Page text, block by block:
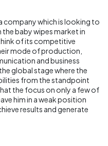
company which is looking to
baby wipes market in
of its competitive
mode of production,
and business
global stage where the
from the standpoint
the focus on only a few of
him in a weak position
results and generate